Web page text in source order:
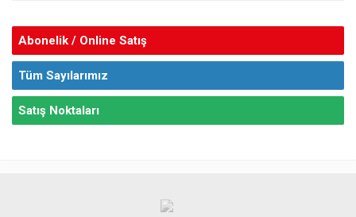
Abonelik / Online Satış
Tüm Sayılarımız
Satış Noktaları